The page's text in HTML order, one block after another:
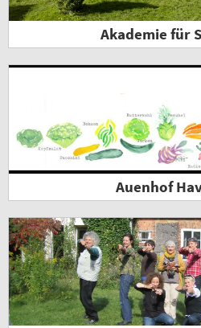
Akademie für
Auenhof